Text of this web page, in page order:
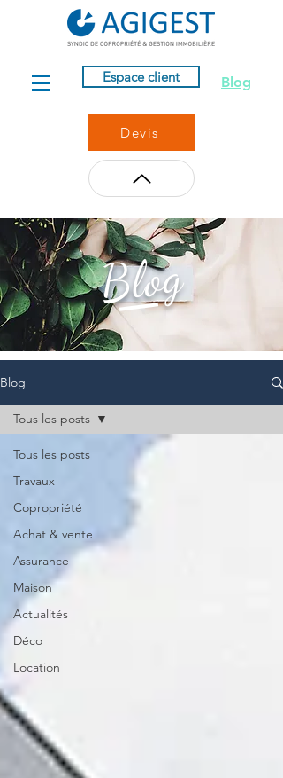
Espace client Blog
Devis
Blog
Blog
Tous les posts
Travaux
Copropriété
Achat & vente
Assurance
Maison
Actualités
Déco
Location
Tous les posts